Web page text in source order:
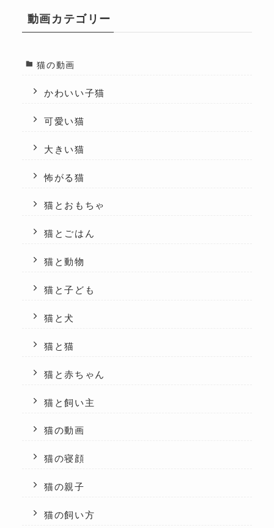
動画カテゴリー
猫の動画
かわいい子猫
可愛い猫
大きい猫
怖がる猫
猫とおもちゃ
猫とごはん
猫と動物
猫と子ども
猫と犬
猫と猫
猫と赤ちゃん
猫と飼い主
猫の動画
猫の寝顔
猫の親子
猫の飼い方